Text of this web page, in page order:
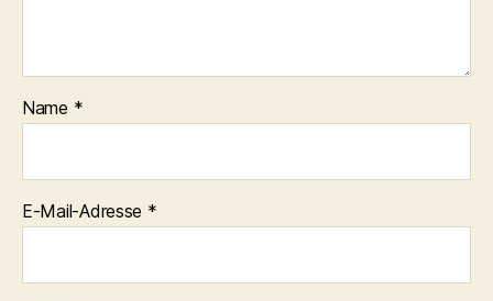
Name *
E-Mail-Adresse *